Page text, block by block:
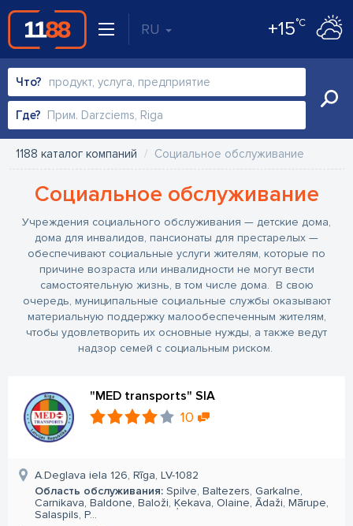
RU +15°C
Что?
Где?
1188 каталог компаний Социальное обслуживание
Социальное обслуживание
Учреждения социального обслуживания — детские дома,
дома для инвалидов, пансионаты для престарелых —
обеспечивают социальные услуги жителям, которые по
причине возраста или инвалидности не могут вести
самостоятельную жизнь, в том числе дома. В свою
очередь, муниципальные социальные службы оказывают
материальную поддержку малообеспеченным жителям,
чтобы удовлетворить их основные нужды, а также ведут
надзор семей с социальным риском.
"MED transports" SIA
10
A.Deglava iela 126, Rīga, LV-1082
Область обслуживания: Spilve, Baltezers, Garkalne,
Carnikava, Baldone, Baloži, Ķekava, Olaine, Ādaži, Mārupe,
Salaspils, P...